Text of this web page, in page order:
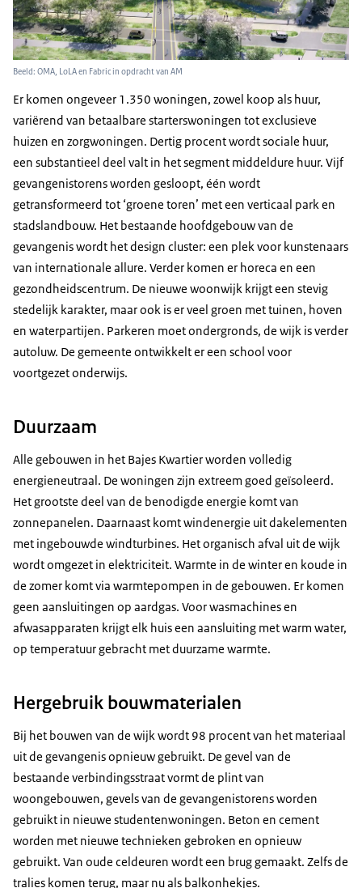
Beeld: OMA, LoLA en Fabric in opdracht van AM
Er komen ongeveer 1.350 woningen, zowel koop als huur,
variërend van betaalbare starterswoningen tot exclusieve
huizen en zorgwoningen. Dertig procent wordt sociale huur,
een substantieel deel valt in het segment middeldure huur. Vijf
gevangenistorens worden gesloopt, één wordt
getransformeerd tot ‘groene toren’ met een verticaal park en
stadslandbouw. Het bestaande hoofdgebouw van de
gevangenis wordt het design cluster: een plek voor kunstenaars
van internationale allure. Verder komen er horeca en een
gezondheidscentrum. De nieuwe woonwijk krijgt een stevig
stedelijk karakter, maar ook is er veel groen met tuinen, hoven
en waterpartijen. Parkeren moet ondergronds, de wijk is verder
autoluw. De gemeente ontwikkelt er een school voor
voortgezet onderwijs.
Duurzaam
Alle gebouwen in het Bajes Kwartier worden volledig
energieneutraal. De woningen zijn extreem goed geïsoleerd.
Het grootste deel van de benodigde energie komt van
zonnepanelen. Daarnaast komt windenergie uit dakelementen
met ingebouwde windturbines. Het organisch afval uit de wijk
wordt omgezet in elektriciteit. Warmte in de winter en koude in
de zomer komt via warmtepompen in de gebouwen. Er komen
geen aansluitingen op aardgas. Voor wasmachines en
afwasapparaten krijgt elk huis een aansluiting met warm water,
op temperatuur gebracht met duurzame warmte.
Hergebruik bouwmaterialen
Bij het bouwen van de wijk wordt 98 procent van het materiaal
uit de gevangenis opnieuw gebruikt. De gevel van de
bestaande verbindingsstraat vormt de plint van
woongebouwen, gevels van de gevangenistorens worden
gebruikt in nieuwe studentenwoningen. Beton en cement
worden met nieuwe technieken gebroken en opnieuw
gebruikt. Van oude celdeuren wordt een brug gemaakt. Zelfs de
tralies komen terug, maar nu als balkonhekjes.